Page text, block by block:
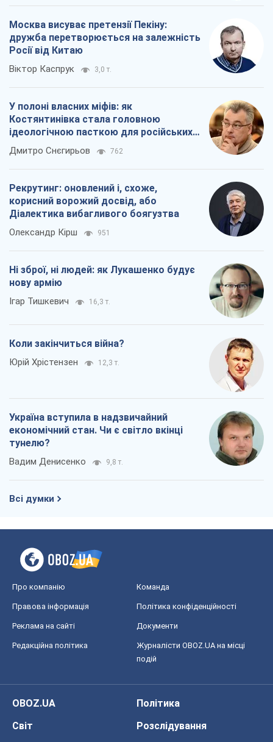
Москва висуває претензії Пекіну:
дружба перетворюється на залежність
Росії від Китаю
Віктор Каспрук 3,0 т.
У полоні власних міфів: як
Костянтинівка стала головною
ідеологічною пасткою для російських
окупантів
Дмитро Снєгирьов 762
Рекрутинг: оновлений і, схоже,
корисний ворожий досвід, або
Діалектика вибагливого боягузтва
Олександр Кірш 951
Ні зброї, ні людей: як Лукашенко будує
нову армію
Ігар Тишкевич 16,3 т.
Коли закінчиться війна?
Юрій Хрістензен 12,3 т.
Україна вступила в надзвичайний
економічний стан. Чи є світло вкінці
тунелю?
Вадим Денисенко 9,8 т.
Всі думки
Про компанію Команда
Правова інформація Політика конфіденційності
Реклама на сайті Документи
Редакційна політика
Журналісти OBOZ.UA на місці
подій
OBOZ.UA
Політика
Світ
Розслідування